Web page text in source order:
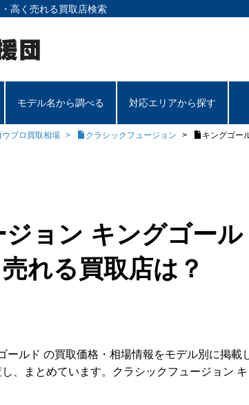
高く売れる買取店検索
モデル名から調べる 対応エリアから探す
ウブロ買取相場 クラシックフュージョン キングゴー
ョン キングゴール
れる買取店は？
ールド の買取価格・相場情報をモデル別に掲載
、まとめています。クラシックフュージョン